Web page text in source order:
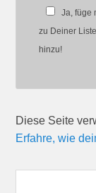
Ja, füge
zu Deiner Liste
hinzu!
Diese Seite
Erfahre, wie